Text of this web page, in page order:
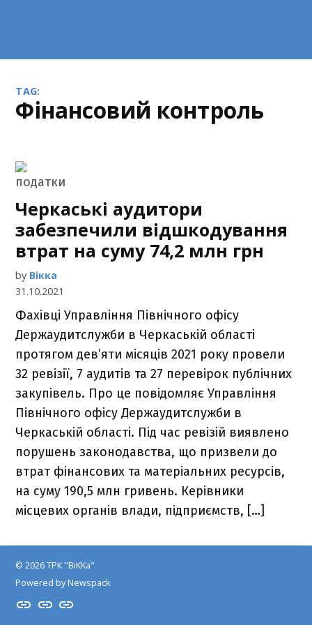
TAG:
фінансовий контроль
Черкаські аудитори
забезпечили відшкодування
втрат на суму 74,2 млн грн
by Вікка
31.10.2021
Фахівці Управління Північного офісу
Держаудитслужби в Черкаській області
протягом дев’яти місяців 2021 року провели
32 ревізії, 7 аудитів та 27 перевірок публічних
закупівель. Про це повідомляє Управління
Північного офісу Держаудитслужби в
Черкаській області. Під час ревізій виявлено
порушень законодавства, що призвели до
втрат фінансових та матеріальних ресурсів,
на суму 190,5 млн гривень. Керівники
місцевих органів влади, підприємств, […]
© 2026 ТРК "ВіККа"
Powered by Newspack
Insta
YouTube
FB